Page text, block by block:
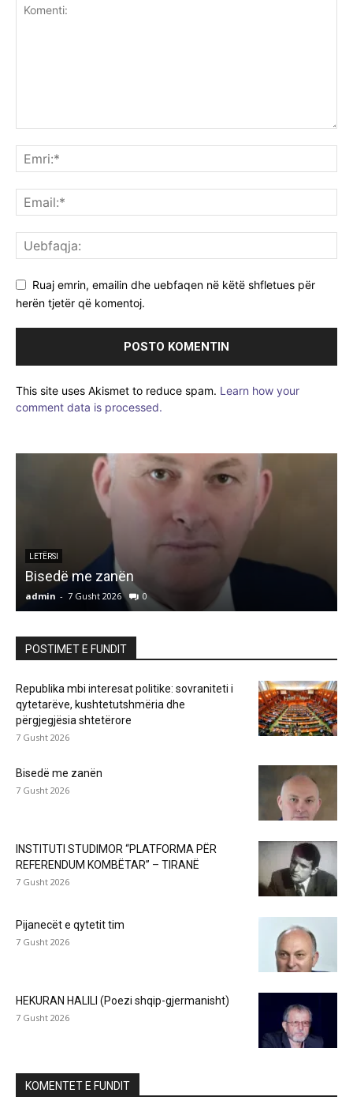
Ruaj emrin, emailin dhe uebfaqen në këtë shfletues për
herën tjetër që komentoj.
This site uses Akismet to reduce spam. Learn how your
comment data is processed.
LETËRSI
Bisedë me zanën
admin - 7 Gusht 2026 0
POSTIMET E FUNDIT
Republika mbi interesat politike: sovraniteti i
qytetarëve, kushtetutshmëria dhe
përgjegjësia shtetërore
7 Gusht 2026
Bisedë me zanën
7 Gusht 2026
INSTITUTI STUDIMOR “PLATFORMA PËR
REFERENDUM KOMBËTAR” – TIRANË
7 Gusht 2026
Pijanecët e qytetit tim
7 Gusht 2026
HEKURAN HALILI (Poezi shqip-gjermanisht)
7 Gusht 2026
KOMENTET E FUNDIT